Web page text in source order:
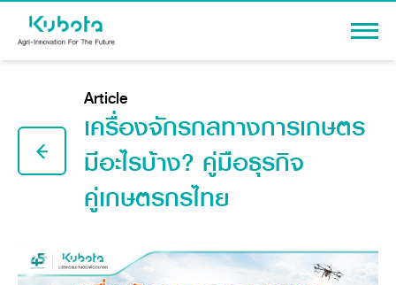
PRODUCTS
Tractor
Tractor implement
Knowledge
Article
เครื่องจักรกลทางการเกษตร
มีอะไรบ้าง? คู่มือธุรกิจ
คู่เกษตรกรไทย